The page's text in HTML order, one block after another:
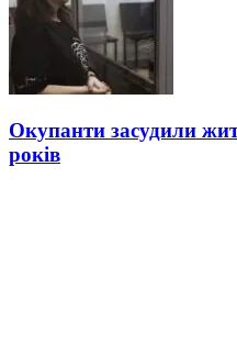
Окупанти засудили
років